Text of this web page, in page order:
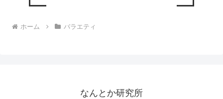
ホーム バラエティ
なんとか研究所